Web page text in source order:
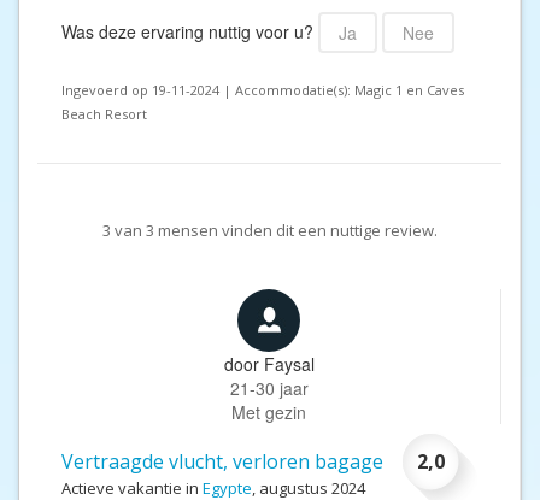
Was deze ervaring nuttig voor u?
Ja Nee
Ingevoerd op 19-11-2024 | Accommodatie(s): Magic 1 en Caves
Beach Resort
3 van 3 mensen vinden dit een nuttige review.
door Faysal
21-30 jaar
Met gezin
2,0
Vertraagde vlucht, verloren bagage
Actieve vakantie in Egypte, augustus 2024